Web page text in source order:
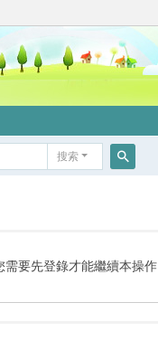
搜索
需要先登錄才能繼續本操作